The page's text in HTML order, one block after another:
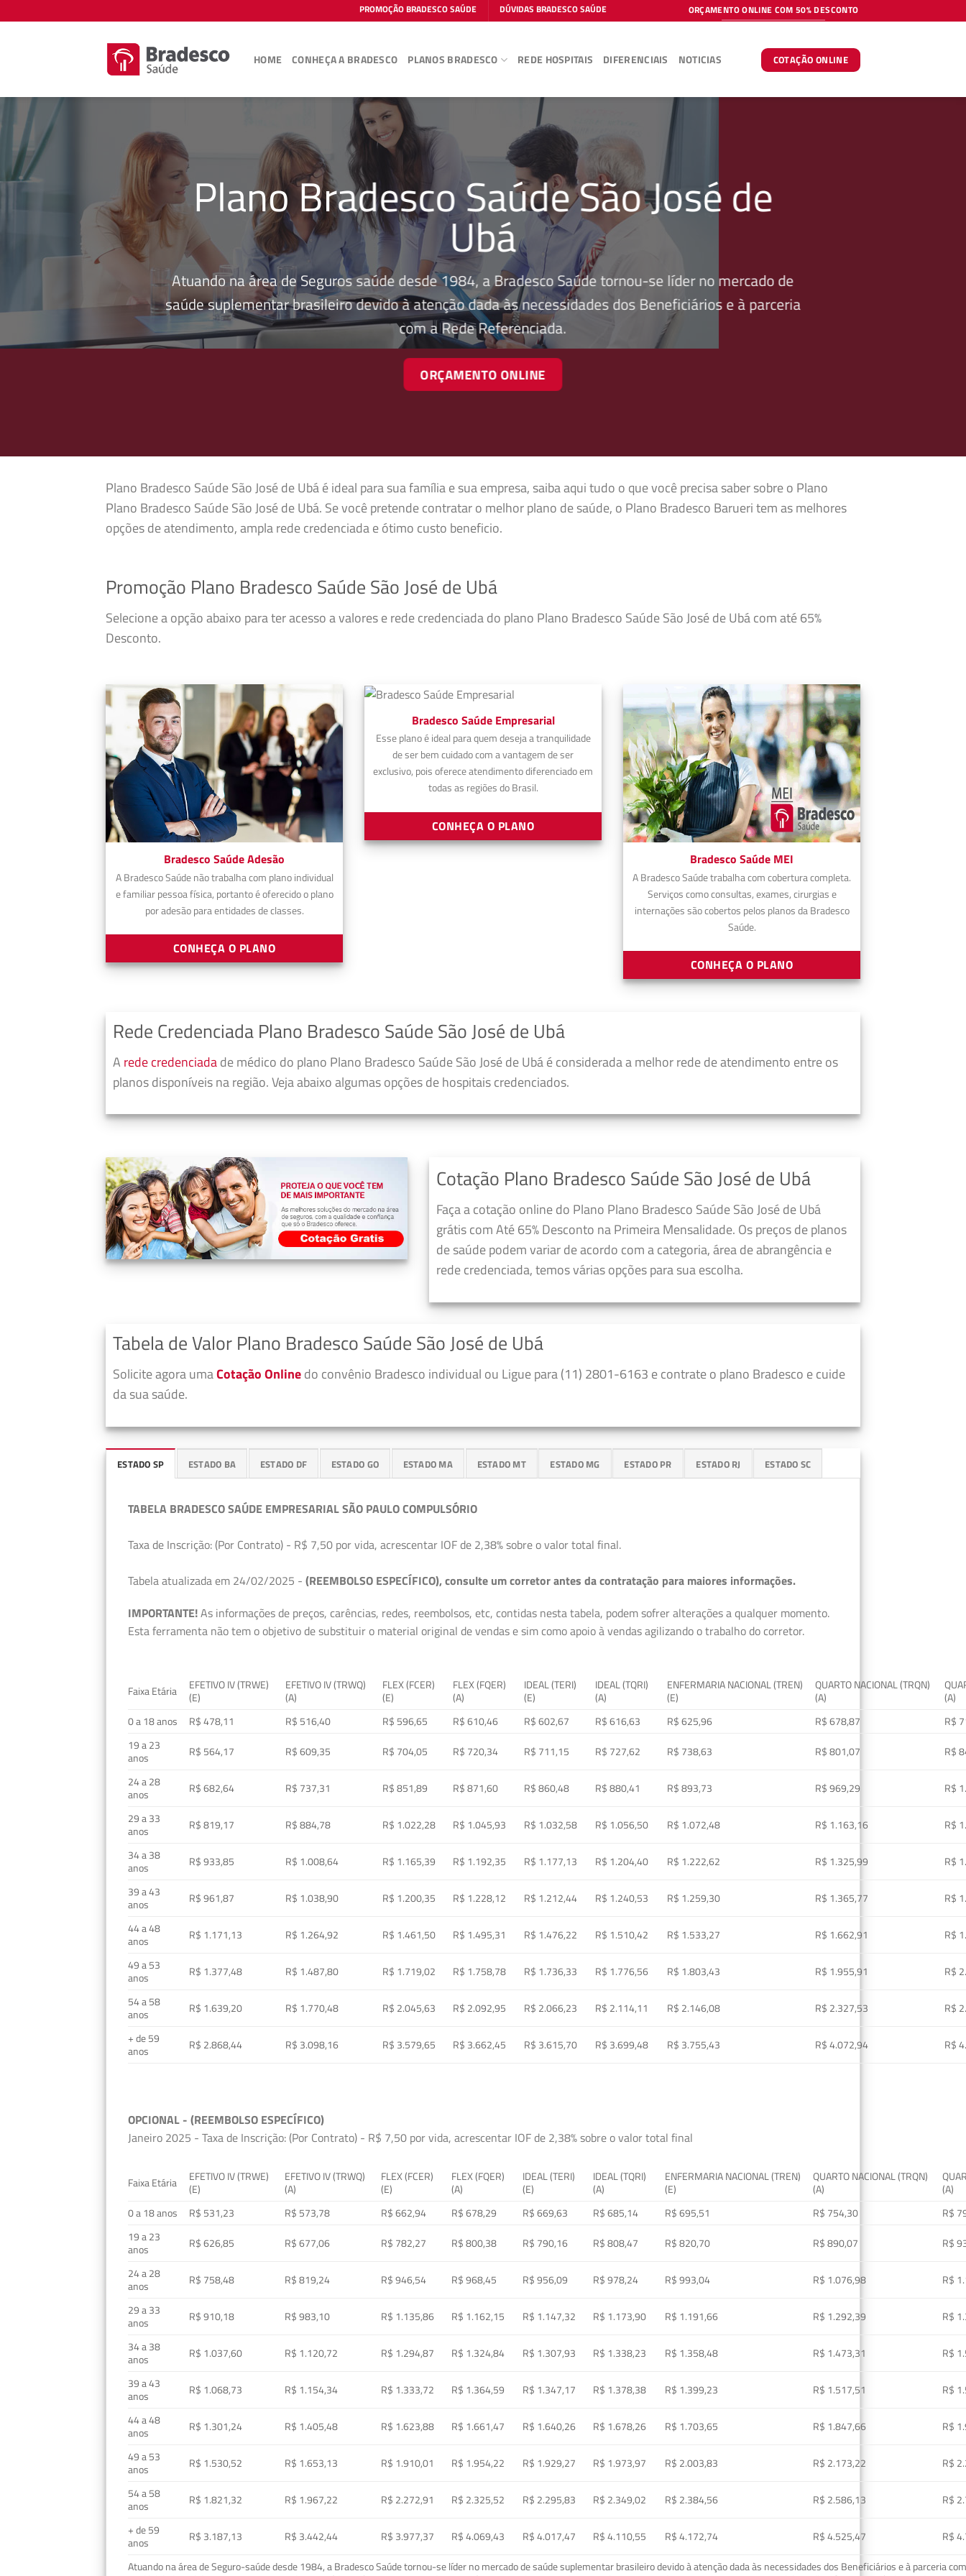
to
PROMOÇÃO BRADESCO SAÚDE DÚVIDAS BRADESCO SAÚDE ORÇAMENTO ONLINE COM 50% DESCONTO
HOME CONHEÇA A BRADESCO PLANOS BRADESCO REDE HOSPITAIS DIFERENCIAIS NOTICIAS COTAÇÃO ONLINE
Plano Bradesco Saúde São José de
Ubá
Atuando na área de Seguros saúde desde 1984, a Bradesco Saúde tornou-se líder no mercado de
saúde suplementar brasileiro devido à atenção dada às necessidades dos Beneficiários e à parceria
com a Rede Referenciada.
ORÇAMENTO ONLINE
Plano Bradesco Saúde São José de Ubá é ideal para sua família e sua empresa, saiba aqui tudo o que você precisa saber sobre o Plano
Plano Bradesco Saúde São José de Ubá. Se você pretende contratar o melhor plano de saúde, o Plano Bradesco Barueri tem as melhores
opções de atendimento, ampla rede credenciada e ótimo custo beneficio.
Promoção Plano Bradesco Saúde São José de Ubá
Selecione a opção abaixo para ter acesso a valores e rede credenciada do plano Plano Bradesco Saúde São José de Ubá com até 65%
Desconto.
Bradesco Saúde Adesão
A Bradesco Saúde não trabalha com plano individual
e familiar pessoa física, portanto é oferecido o plano
por adesão para entidades de classes.
CONHEÇA O PLANO
Bradesco Saúde Empresarial
Esse plano é ideal para quem deseja a tranquilidade
de ser bem cuidado com a vantagem de ser
exclusivo, pois oferece atendimento diferenciado em
todas as regiões do Brasil.
CONHEÇA O PLANO
Bradesco Saúde MEI
A Bradesco Saúde trabalha com cobertura completa.
Serviços como consultas, exames, cirurgias e
internações são cobertos pelos planos da Bradesco
Saúde.
CONHEÇA O PLANO
Rede Credenciada Plano Bradesco Saúde São José de Ubá
A rede credenciadade médico do plano Plano Bradesco Saúde São José de Ubá é considerada a melhor rede de atendimento entre os
planos disponíveis na região. Veja abaixo algumas opções de hospitais credenciados.
Cotação Plano Bradesco Saúde São José de Ubá
Faça a cotação online do Plano Plano Bradesco Saúde São José de Ubá
grátis com Até 65% Desconto na Primeira Mensalidade. Os preços de planos
de saúde podem variar de acordo com a categoria, área de abrangência e
rede credenciada, temos várias opções para sua escolha.
Tabela de Valor Plano Bradesco Saúde São José de Ubá
Solicite agora umaCotação Onlinedo convênio Bradesco individual ou Ligue para (11) 2801-6163 e contrate o plano Bradesco e cuide
da sua saúde.
ESTADO SP ESTADO BA ESTADO DF ESTADO GO ESTADO MA ESTADO MT ESTADO MG ESTADO PR ESTADO RJ ESTADO SC
TABELA BRADESCO SAÚDE EMPRESARIAL SÃO PAULO COMPULSÓRIO
Taxa de Inscrição: (Por Contrato) - R$ 7,50 por vida, acrescentar IOF de 2,38% sobre o valor total final.
Tabela atualizada em 24/02/2025 - (REEMBOLSO ESPECÍFICO), consulte um corretor antes da contratação para maiores informações.
IMPORTANTE!As informações de preços, carências, redes, reembolsos, etc, contidas nesta tabela, podem sofrer alterações a qualquer momento.
Esta ferramenta não tem o objetivo de substituir o material original de vendas e sim como apoio à vendas agilizando o trabalho do corretor.
Faixa Etária
EFETIVO IV (TRWE)
(E)
EFETIVO IV (TRWQ)
(A)
FLEX (FCER)
(E)
FLEX (FQER)
(A)
IDEAL (TERI)
(E)
IDEAL (TQRI)
(A)
ENFERMARIA NACIONAL (TREN)
(E)
QUARTO NACIONAL (TRQN)
(A)
(A)
0 a 18 anos
R$ 478,11 R$ 516,40 R$ 596,65 R$ 610,46 R$ 602,67 R$ 616,63 R$ 625,96 R$ 678,87
R$
19 a 23
anos
R$ 564,17 R$ 609,35 R$ 704,05 R$ 720,34 R$ 711,15 R$ 727,62 R$ 738,63 R$ 801,07
R$
24 a 28
anos
R$ 682,64 R$ 737,31 R$ 851,89 R$ 871,60 R$ 860,48 R$ 880,41 R$ 893,73 R$ 969,29
R$
29 a 33
anos
R$ 819,17 R$ 884,78 R$ 1.022,28 R$ 1.045,93 R$ 1.032,58 R$ 1.056,50 R$ 1.072,48 R$ 1.163,16
R$
34 a 38
anos
R$ 933,85 R$ 1.008,64 R$ 1.165,39 R$ 1.192,35 R$ 1.177,13 R$ 1.204,40 R$ 1.222,62 R$ 1.325,99
R$
39 a 43
anos
R$ 961,87 R$ 1.038,90 R$ 1.200,35 R$ 1.228,12 R$ 1.212,44 R$ 1.240,53 R$ 1.259,30 R$ 1.365,77
R$
44 a 48
anos
R$ 1.171,13 R$ 1.264,92 R$ 1.461,50 R$ 1.495,31 R$ 1.476,22 R$ 1.510,42 R$ 1.533,27 R$ 1.662,91
R$
49 a 53
anos
R$ 1.377,48 R$ 1.487,80 R$ 1.719,02 R$ 1.758,78 R$ 1.736,33 R$ 1.776,56 R$ 1.803,43 R$ 1.955,91
R$
54 a 58
anos
R$ 1.639,20 R$ 1.770,48 R$ 2.045,63 R$ 2.092,95 R$ 2.066,23 R$ 2.114,11 R$ 2.146,08 R$ 2.327,53
R$
+ de 59
anos
R$ 2.868,44 R$ 3.098,16 R$ 3.579,65 R$ 3.662,45 R$ 3.615,70 R$ 3.699,48 R$ 3.755,43 R$ 4.072,94 R$
OPCIONAL - (REEMBOLSO ESPECÍFICO)
Janeiro 2025 - Taxa de Inscrição: (Por Contrato) - R$ 7,50 por vida, acrescentar IOF de 2,38% sobre o valor total final
Faixa Etária
EFETIVO IV (TRWE)
(E)
EFETIVO IV (TRWQ)
(A)
FLEX (FCER)
(E)
FLEX (FQER)
(A)
IDEAL (TERI)
(E)
IDEAL (TQRI)
(A)
ENFERMARIA NACIONAL (TREN)
(E)
QUARTO NACIONAL (TRQN)
(A)
(A)
0 a 18 anos
R$ 531,23 R$ 573,78 R$ 662,94 R$ 678,29 R$ 669,63 R$ 685,14 R$ 695,51 R$ 754,30
R$
19 a 23
anos
R$ 626,85 R$ 677,06 R$ 782,27 R$ 800,38 R$ 790,16 R$ 808,47 R$ 820,70 R$ 890,07
R$
24 a 28
anos
R$ 758,48 R$ 819,24 R$ 946,54 R$ 968,45 R$ 956,09 R$ 978,24 R$ 993,04 R$ 1.076,98
R$
29 a 33
anos
R$ 910,18 R$ 983,10 R$ 1.135,86 R$ 1.162,15 R$ 1.147,32 R$ 1.173,90 R$ 1.191,66 R$ 1.292,39
R$
34 a 38
anos
R$ 1.037,60 R$ 1.120,72 R$ 1.294,87 R$ 1.324,84 R$ 1.307,93 R$ 1.338,23 R$ 1.358,48 R$ 1.473,31
R$
39 a 43
anos
R$ 1.068,73 R$ 1.154,34 R$ 1.333,72 R$ 1.364,59 R$ 1.347,17 R$ 1.378,38 R$ 1.399,23 R$ 1.517,51
R$
44 a 48
anos
R$ 1.301,24 R$ 1.405,48 R$ 1.623,88 R$ 1.661,47 R$ 1.640,26 R$ 1.678,26 R$ 1.703,65 R$ 1.847,66
R$
49 a 53
anos
R$ 1.530,52 R$ 1.653,13 R$ 1.910,01 R$ 1.954,22 R$ 1.929,27 R$ 1.973,97 R$ 2.003,83 R$ 2.173,22
R$
54 a 58
anos
R$ 1.821,32 R$ 1.967,22 R$ 2.272,91 R$ 2.325,52 R$ 2.295,83 R$ 2.349,02 R$ 2.384,56 R$ 2.586,13
R$
+ de 59
anos
R$ 3.187,13 R$ 3.442,44 R$ 3.977,37 R$ 4.069,43 R$ 4.017,47 R$ 4.110,55 R$ 4.172,74 R$ 4.525,47
R$
Atuando na área de Seguro-saúde desde 1984, a Bradesco Saúde tornou-se líder no mercado de saúde suplementar brasileiro devido à atenção dada às necessidades dos Beneficiários e à parceria